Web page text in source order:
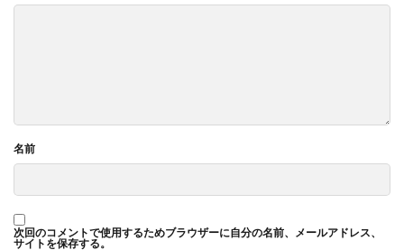
名前
次回のコメントで使用するためブラウザーに自分の名前、メールアドレス、
サイトを保存する。